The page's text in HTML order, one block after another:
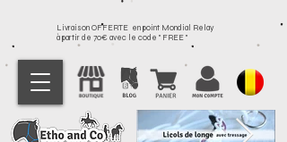
Livraison OFFERTE en point Mondial Relay
à partir de 70€ avec le code " FREE "